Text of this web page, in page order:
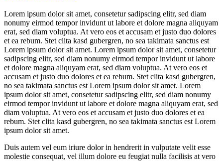
Lorem ipsum dolor sit amet, consetetur sadipscing elitr, sed diam
nonumy eirmod tempor invidunt ut labore et dolore magna aliquyam
erat, sed diam voluptua. At vero eos et accusam et justo duo dolores
et ea rebum. Stet clita kasd gubergren, no sea takimata sanctus est
Lorem ipsum dolor sit amet. Lorem ipsum dolor sit amet, consetetur
sadipscing elitr, sed diam nonumy eirmod tempor invidunt ut labore
et dolore magna aliquyam erat, sed diam voluptua. At vero eos et
accusam et justo duo dolores et ea rebum. Stet clita kasd gubergren,
no sea takimata sanctus est Lorem ipsum dolor sit amet. Lorem
ipsum dolor sit amet, consetetur sadipscing elitr, sed diam nonumy
eirmod tempor invidunt ut labore et dolore magna aliquyam erat, sed
diam voluptua. At vero eos et accusam et justo duo dolores et ea
rebum. Stet clita kasd gubergren, no sea takimata sanctus est Lorem
ipsum dolor sit amet.
Duis autem vel eum iriure dolor in hendrerit in vulputate velit esse
molestie consequat, vel illum dolore eu feugiat nulla facilisis at vero